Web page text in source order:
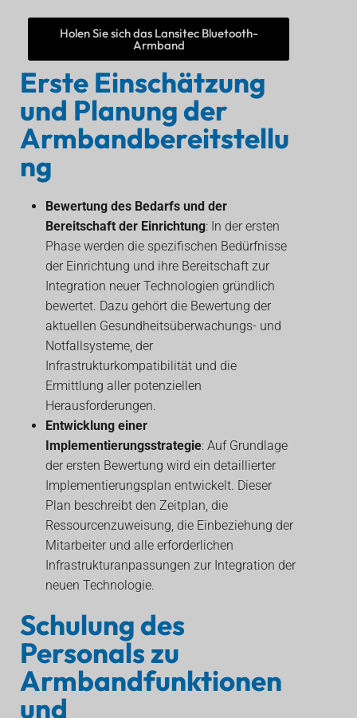
Holen Sie sich das Lansitec Bluetooth-
Armband
Erste Einschätzung
und Planung der
Armbandbereitstellu
ng
Bewertung des Bedarfs und der
Bereitschaft der Einrichtung: In der ersten
Phase werden die spezifischen Bedürfnisse
der Einrichtung und ihre Bereitschaft zur
Integration neuer Technologien gründlich
bewertet. Dazu gehört die Bewertung der
aktuellen Gesundheitsüberwachungs- und
Notfallsysteme, der
Infrastrukturkompatibilität und die
Ermittlung aller potenziellen
Herausforderungen.
Entwicklung einer
Implementierungsstrategie: Auf Grundlage
der ersten Bewertung wird ein detaillierter
Implementierungsplan entwickelt. Dieser
Plan beschreibt den Zeitplan, die
Ressourcenzuweisung, die Einbeziehung der
Mitarbeiter und alle erforderlichen
Infrastrukturanpassungen zur Integration der
neuen Technologie.
Schulung des
Personals zu
Armbandfunktionen
und